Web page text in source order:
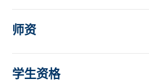
师资
学生资格